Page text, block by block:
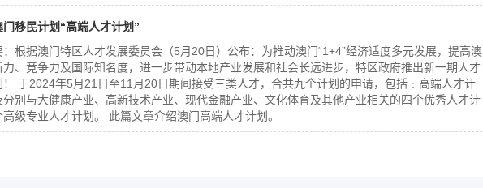
门移民计划“高端人才计划”
：根据澳门特区人才发展委员会（5月20日）公布：为推动澳门“1+4”经济适度多元发展，提高澳
力、竞争力及国际知名度，进一步带动本地产业发展和社会长远进步，特区政府推出新一期人才
！ 于2024年5月21日至11月20日期间接受三类人才，合共九个计划的申请，包括﹕高端人才计
分别与大健康产业、高新技术产业、现代金融产业、文化体育及其他产业相关的四个优秀人才计
级专业人才计划。 此篇文章介绍澳门高端人才计划。